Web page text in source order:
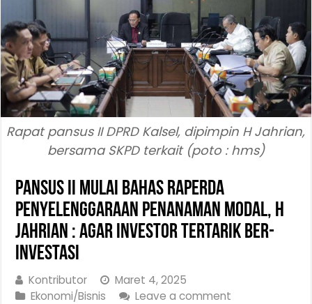
Rapat pansus II DPRD Kalsel, dipimpin H Jahrian,
bersama SKPD terkait (poto : hms)
Pansus II Mulai Bahas Raperda
Penyelenggaraan Penanaman Modal, H
Jahrian : Agar Investor Tertarik Ber-
Investasi
Kontributor
Maret 4, 2025
Ekonomi/Bisnis
Leave a comment